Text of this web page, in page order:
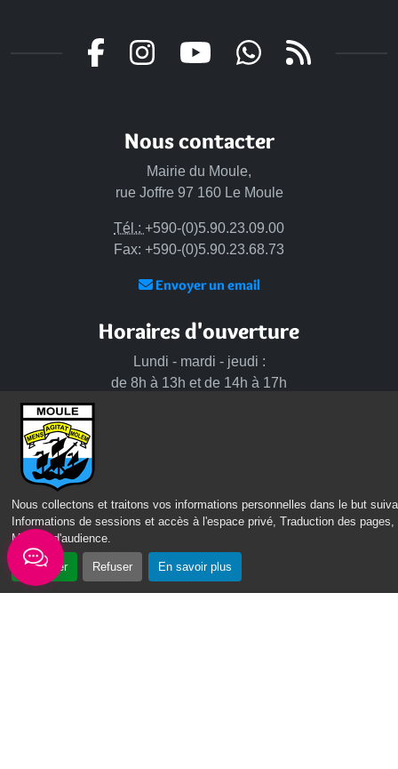
Nous collectons et traitons vos informations personnelles dans le but
Informations de sessions et accès à l'espace privé, Traduction des pages,
Mesure d'audience.
Accepter Refuser En savoir plus
Nous contacter
Mairie du Moule,
rue Joffre 97 160 Le Moule
Tél.: +590-(0)5.90.23.09.00
Fax: +590-(0)5.90.23.68.73
Envoyer un email
Horaires d'ouverture
Lundi - mardi - jeudi :
de 8h à 13h et de 14h à 17h
Communauté d’agglomération du Nord Grande-Terre
Nos sites
Portail des Médiathèques Nord Guadeloupe